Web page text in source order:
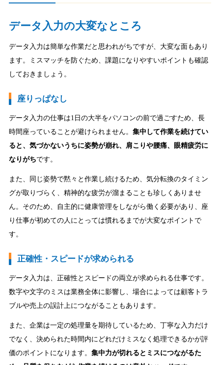
データ入力の大変なところ
データ入力は簡単な作業だと思われがちですが、大変な面もあり
ます。ミスマッチを防ぐため、課題になりやすいポイントも確認
しておきましょう。
座りっぱなし
データ入力の仕事は1日の大半をパソコンの前で過ごすため、長
時間座っていることが避けられません。 集中して作業を続けてい
ると、気づかないうちに姿勢が崩れ、肩こりや腰痛、眼精疲労に
なりがちです。
また、同じ姿勢で黙々と作業し続けるため、気分転換のタイミン
グが取りづらく、精神的な疲労が溜まることも珍しくありませ
ん。そのため、自主的に健康管理をしながら働く必要があり、座
り仕事が初めての人にとっては慣れるまでが大変なポイントで
す。
正確性・スピードが求められる
データ入力は、正確性とスピードの両立が求められる仕事です。
数字や文字のミスは業務全体に影響し、場合によっては顧客トラ
ブルや売上の誤計上につながることもあります。
また、企業は一定の処理量を期待しているため、丁寧な入力だけ
でなく、決められた時間内にどれだけミスなく処理できるかが評
価のポイントになります。 集中力が切れるとミスにつながるた